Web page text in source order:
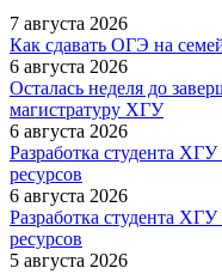
7 августа 2026
Как сдавать ОГЭ на
6 августа 2026
Осталась неделя до
магистратуру ХГУ
6 августа 2026
Разработка студента
ресурсов
6 августа 2026
Разработка студента
ресурсов
5 августа 2026